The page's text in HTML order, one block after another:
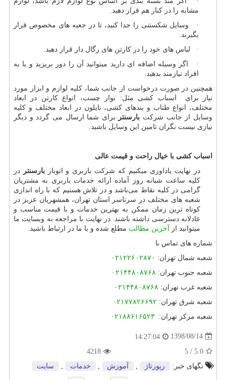
مشابه را در کنار هم قرار دهید.
· وسایل شکستنی را جدا کنید، تا در جعبه های مخصوص قرار
بگیرند.
· لباس های خود را در کارتن های رگال دار قرار دهید.
· اگر وسیله اضافه ای دارید میتوانید آن را دور بریزید و یا به
افراد نیازمند بدهید.
همچنین در صورت درخواست از جانب شما، کلیه لوازم و ابزار مورد
نیاز برای اسباب کشی مثل: نوار چسب، انواع کارتن در ابعاد
مختلف، انواع طناب و بندهای کشی، نایلون در ابعاد مختلف و کلیه
وسایل از جانب شرکت بارسنتر
برای شما ارسال می گردد و دیگر
نیازی نیست نگران تامین این وسایل باشید.
اسباب کشی با خیال راحت و قیمت عالی
در نهایت یاداوری میکنیم که شرکت باربری و اتوباربارسنتر
در
کلیه ساعت شبانه روز آماده ارائه خدمات باربری به مشتریان
گرامی در کلیه نقاط می‌باشد و در تلاش هستیم که با راه اندازی
شعبه های مختلف در سرتاسر استان تهران، همشهریان عزیز در
کوتاه ترین زمان ممکن به بهترین خدمات و با قیمت مناسب و
عادلانه دسترسی داشته باشند. در نهایت با مراجعه به وبسایت ما
میتوانید از آخرین مطالب مطلع شده و با ما در ارتباط باشید.
شماره های تماس با
شعبه شمال تهران: ۰۲۱۲۲۶۰۲۸۷۰
شعبه جنوب تهران: ۰۲۱۴۴۸۰۸۷۶۸
شعبه غرب تهران: ۰۲۱۴۴۸۰۸۷۶۸
شعبه شرق تهران: ۰۲۱۷۷۸۲۶۶۹۲
شعبه مرکز تهران: ۰۲۱۸۸۶۱۶۵۲۳
1398/08/14
14:27:04
5.0
/
5
4218
تگهای خبر:
رپورتاژ آموزش خدمات سایت